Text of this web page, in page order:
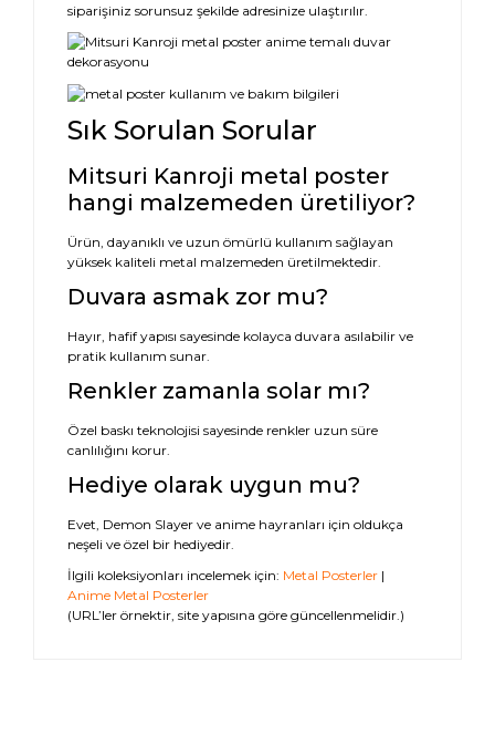
siparişiniz sorunsuz şekilde adresinize ulaştırılır.
Sık Sorulan Sorular
Mitsuri Kanroji metal poster
hangi malzemeden üretiliyor?
Ürün, dayanıklı ve uzun ömürlü kullanım sağlayan
yüksek kaliteli metal malzemeden üretilmektedir.
Duvara asmak zor mu?
Hayır, hafif yapısı sayesinde kolayca duvara asılabilir ve
pratik kullanım sunar.
Renkler zamanla solar mı?
Özel baskı teknolojisi sayesinde renkler uzun süre
canlılığını korur.
Hediye olarak uygun mu?
Evet, Demon Slayer ve anime hayranları için oldukça
neşeli ve özel bir hediyedir.
İlgili koleksiyonları incelemek için: Metal Posterler |
Anime Metal Posterler
(URL’ler örnektir, site yapısına göre güncellenmelidir.)